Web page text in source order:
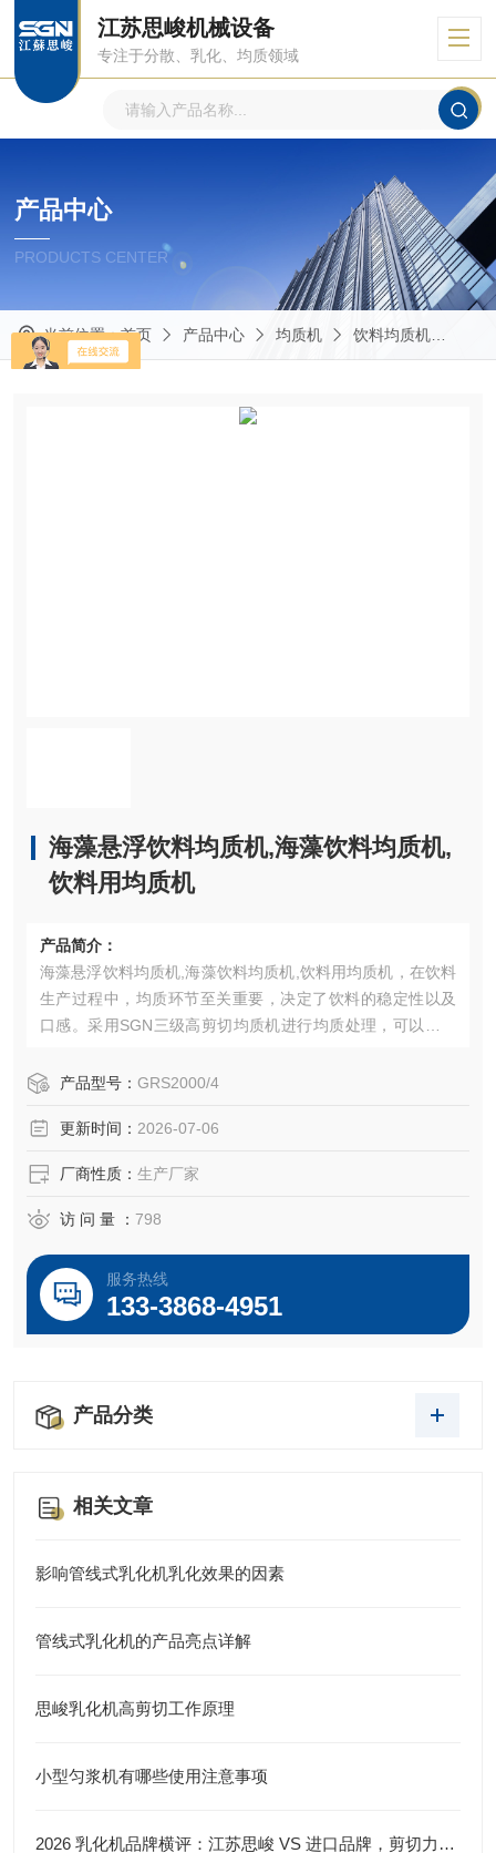
江苏思峻机械设备
专注于分散、乳化、均质领域
产品中心
PRODUCTS CENTER
当前位置：首页 产品中心 均质机 饮料均质机
海藻悬浮饮料均质机,海藻饮料均质机,
饮料用均质机
产品简介：
海藻悬浮饮料均质机,海藻饮料均质机,饮料用均质机，在饮料
生产过程中，均质环节至关重要，决定了饮料的稳定性以及
口感。采用SGN三级高剪切均质机进行均质处理，可以是饮
产品型号： GRS2000/4
更新时间： 2026-07-06
厂商性质： 生产厂家
访 问 量 ： 798
服务热线
133-3868-4951
产品分类
相关文章
影响管线式乳化机乳化效果的因素
管线式乳化机的产品亮点详解
思峻乳化机高剪切工作原理
小型匀浆机有哪些使用注意事项
2026 乳化机品牌横评：江苏思峻 VS 进口品牌，剪切力与性价比谁更优？（附FAQ常见问题解答）